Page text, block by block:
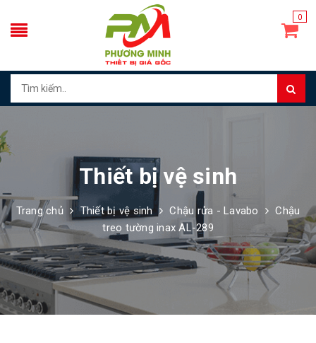
0
Thiết bị vệ sinh
Trang chủ Thiết bị vệ sinh Chậu rửa - Lavabo
Chậu
treo tường inax AL-289